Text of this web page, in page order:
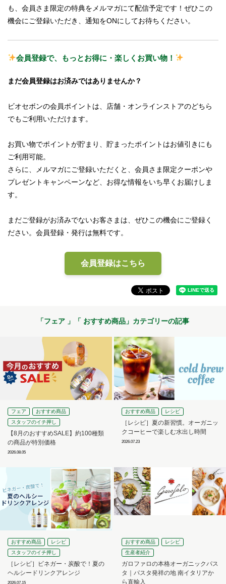
も、会員さま限定の特典をメルマガにて配信予定です！ぜひこの
機会にご登録いただき、通知をONにしてお待ちください。
会員登録で、もっとお得に・楽しくお買い物！
まだ会員登録はお済みではありませんか？
ビオセボンの会員ポイントは、店舗・オンラインストアのどちら
でもご利用いただけます。
お買い物でポイントが貯まり、貯まったポイントはお値引きにも
ご利用可能。
さらに、メルマガにご登録いただくと、会員さま限定クーポンや
プレゼントキャンペーンなど、お得な情報をいち早くお届けしま
す。
まだご登録がお済みでないお客さまは、ぜひこの機会にご登録く
ださい。会員登録・発行は無料です。
会員登録はこちら
「フェア 」「 おすすめ商品 」カテゴリーの記事
フェア
おすすめ商品
スタッフのイチ押し
【8月のおすすめSALE】約100種類
の商品が特別価格
2026.08.05
おすすめ商品 レシピ
［レシピ］夏の新習慣。オーガニッ
クコーヒーで楽しむ水出し時間
2026.07.23
おすすめ商品
レシピ
スタッフのイチ押し
［レシピ］ビネガー・炭酸で！夏の
ヘルシードリンクアレンジ
2026.07.15
おすすめ商品
レシピ
生産者紹介
ガロファロの本格オーガニックパス
タ｜パスタ発祥の地 南イタリアか
ら直輸入